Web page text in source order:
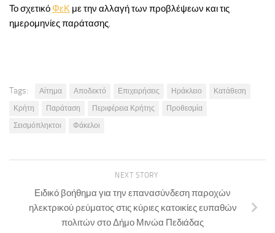
Το σχετικό ΦεΚ με την αλλαγή των προβλέψεων και τις
ημερομηνίες παράτασης.
Tags: Αίτημα Αποδεκτό Επιχειρήσεις Ηράκλειο
Κατάθεση
Κρήτη
Παράταση Περιφέρεια Κρήτης
Προθεσμία
Σεισμόπληκτοι
Φάκελοι
NEXT STORY
Ειδικό βοήθημα για την επανασύνδεση παροχών
ηλεκτρικού ρεύματος στις κύριες κατοικίες ευπαθών
πολιτών στο Δήμο Μινώα Πεδιάδας